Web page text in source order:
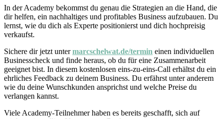
In der Academy bekommst du genau die Strategien an die Hand, die
dir helfen, ein nachhaltiges und profitables Business aufzubauen. Du
lernst, wie du dich als Experte positionierst und dich hochpreisig
verkaufst.
Sichere dir jetzt untermarcschelwat.de/termin einen individuellen
Businesscheck und finde heraus, ob du für eine Zusammenarbeit
geeignet bist. In diesem kostenlosen eins-zu-eins-Call erhältst du ein
ehrliches Feedback zu deinem Business. Du erfährst unter anderem
wie du deine Wunschkunden ansprichst und welche Preise du
verlangen kannst.
Viele Academy-Teilnehmer haben es bereits geschafft, sich auf